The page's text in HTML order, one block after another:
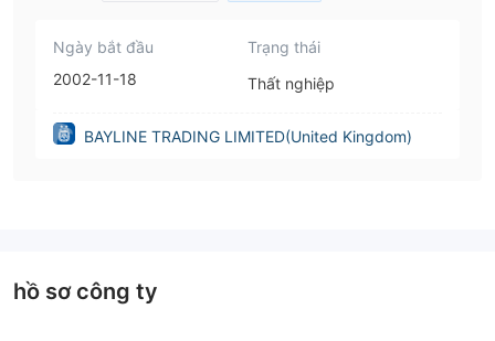
Ngày bắt đầu
2002-11-18
Trạng thái
Thất nghiệp
BAYLINE TRADING LIMITED(United Kingdom)
hồ sơ công ty